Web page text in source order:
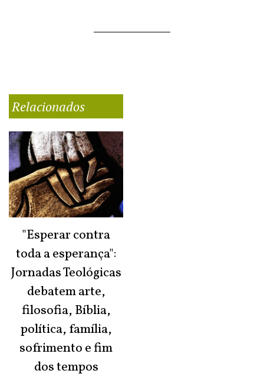
Relacionados
"Esperar contra
toda a esperança":
Jornadas Teológicas
debatem arte,
filosofia, Bíblia,
política, família,
sofrimento e fim
dos tempos